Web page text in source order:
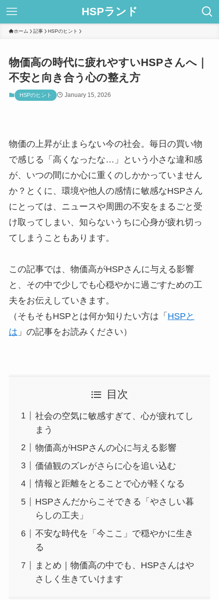
HSPランド
ホーム 記事 HSPのヒント
物価高の時代に疲れやすいHSPさんへ｜
不安と向き合う心の整え方
HSPのヒント January 15, 2026
物価の上昇が止まらない今の社会。毎日の買い物
で感じる「高くなったな…」という小さな違和感
が、いつの間にか心に重くのしかかっていません
か？とくに、環境や他人の感情に敏感なHSPさん
にとっては、ニュースや周囲の不安をまるごと受
け取ってしまい、知らないうちに心身が疲れ切っ
てしまうこともあります。
この記事では、物価高がHSPさんに与える影響
と、その中で少しでも心穏やかに過ごすための工
夫をお伝えしていきます。
（そもそもHSPとは何か知りたい方は「 HSPと
は 」の記事をお読みください）
目次
社会の空気に敏感すぎて、心が疲れてし
まう
物価高がHSPさんの心に与える影響
価値観のズレがさらに心を追い込む
情報と距離をとることで心が軽くなる
HSPさんだからこそできる「やさしい暮
らしの工夫」
不安な時代を「今ここ」で穏やかに生き
る
まとめ｜物価高の中でも、HSPさんはや
さしく生きていけます